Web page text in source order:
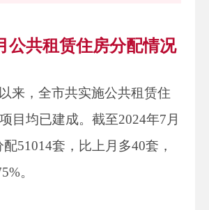
公共租赁住房分配情况
来，全市共实施公共租赁住
目均已建成。截至2024年7月
51014套，比上月多40套，
。